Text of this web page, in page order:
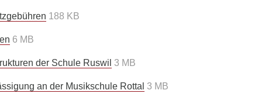
188 KB
6 MB
der Schule Ruswil 3 MB
an der Musikschule Rottal 3 MB